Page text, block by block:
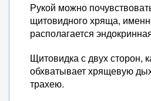
Рукой можно
щитовидного хряща,
располагается
Щитовидка с двух сторон,
обхватывает хрящевую
трахею.